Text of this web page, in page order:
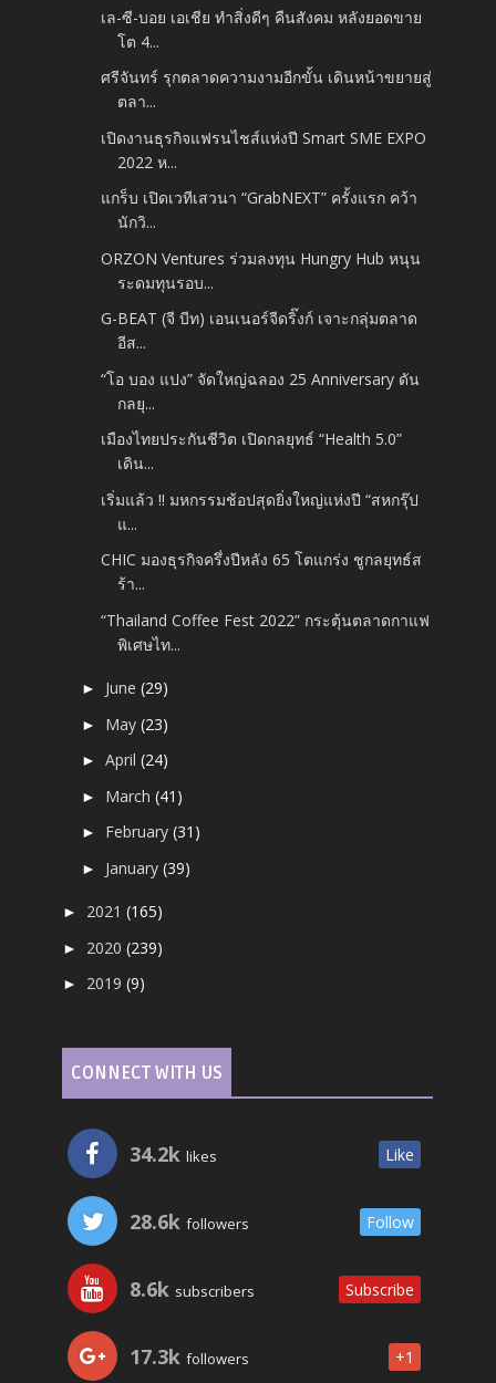
เล-ซี-บอย เอเชีย ทำสิ่งดีๆ คืนสังคม หลังยอดขาย
โต 4...
ศรีจันทร์ รุกตลาดความงามอีกขั้น เดินหน้าขยายสู่
ตลา...
เปิดงานธุรกิจแฟรนไชส์แห่งปี Smart SME EXPO
2022 ห...
แกร็บ เปิดเวทีเสวนา “GrabNEXT” ครั้งแรก คว้า
นักวิ...
ORZON Ventures ร่วมลงทุน Hungry Hub หนุน
ระดมทุนรอบ...
G-BEAT (จี บีท) เอนเนอร์จีดริ๊งก์ เจาะกลุ่มตลาด
อีส...
“โอ บอง แปง” จัดใหญ่ฉลอง 25 Anniversary ดัน
กลยุ...
เมืองไทยประกันชีวิต เปิดกลยุทธ์ “Health 5.0”
เดิน...
เริ่มแล้ว !! มหกรรมช้อปสุดยิ่งใหญ่แห่งปี “สหกรุ๊ป
แ...
CHIC มองธุรกิจครึ่งปีหลัง 65 โตแกร่ง ชูกลยุทธ์ส
ร้า...
“Thailand Coffee Fest 2022” กระตุ้นตลาดกาแฟ
พิเศษไท...
► June(29)
► May(23)
►April(24)
► March(41)
► February(31)
► January(39)
► 2021(165)
► 2020(239)
► 2019(9)
CONNECT WITH US
34.2k likes Like
28.6k followers Follow
8.6k subscribers Subscribe
17.3k followers +1